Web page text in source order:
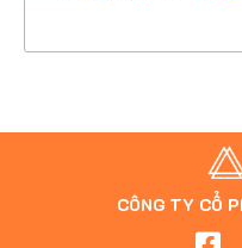
CÔNG TY CỔ